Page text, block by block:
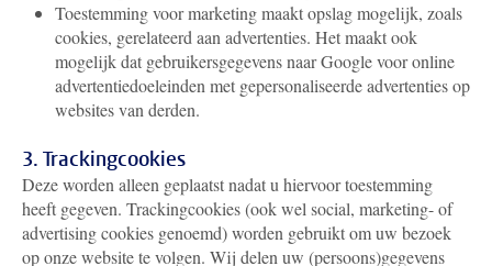
Toestemming voor marketing maakt opslag mogelijk, zoals
cookies, gerelateerd aan advertenties. Het maakt ook
mogelijk dat gebruikersgegevens naar Google voor online
advertentiedoeleinden met gepersonaliseerde advertenties op
websites van derden.
3. Trackingcookies
Deze worden alleen geplaatst nadat u hiervoor toestemming
heeft gegeven. Trackingcookies (ook wel social, marketing- of
advertising cookies genoemd) worden gebruikt om uw bezoek
op onze website te volgen. Wij delen uw (persoons)gegevens